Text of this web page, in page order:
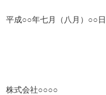
平成○○年七月（八月）○○日
株式会社○○○○